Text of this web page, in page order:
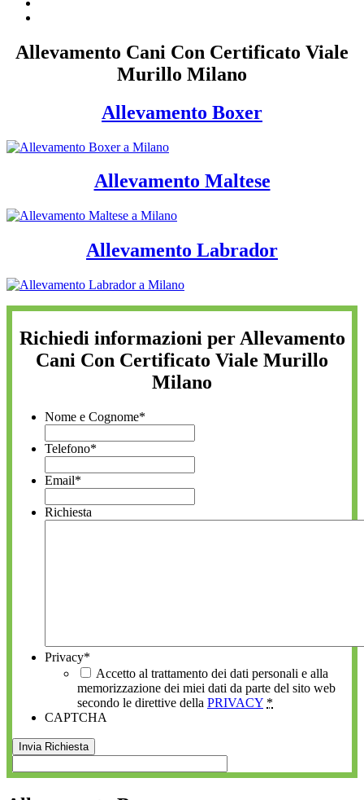
Allevamento Cani Con Certificato Viale
Murillo Milano
Allevamento Boxer
Allevamento Maltese
Allevamento Labrador
Richiedi informazioni per Allevamento
Cani Con Certificato Viale Murillo
Milano
Nome e Cognome*
Telefono*
Email*
Richiesta
Privacy*
Accetto al trattamento dei dati personali e alla
memorizzazione dei miei dati da parte del sito web
secondo le direttive della PRIVACY *
CAPTCHA